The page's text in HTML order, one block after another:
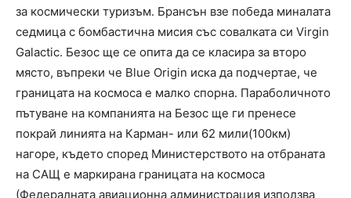
за космически туризъм. Брансън взе победа миналата
седмица с бомбастична мисия със совалката си Virgin
Galactic. Безос ще се опита да се класира за второ
място, въпреки че Blue Origin иска да подчертае, че
границата на космоса е малко спорна. Параболичното
пътуване на компанията на Безос ще ги пренесе
покрай линията на Карман- или 62 мили(100км)
нагоре, където според Министерството на отбраната
на САЩ е маркирана границата на космоса
(Федералната авиационна администрация използва